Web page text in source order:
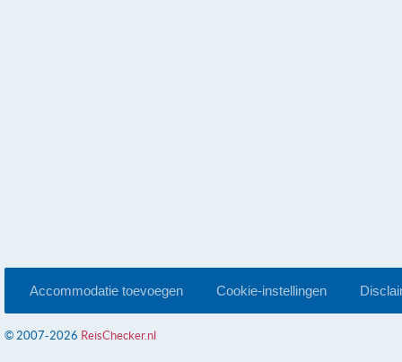
Accommodatie toevoegen Cookie-instellingen
© 2007-2026 ReisChecker.nl